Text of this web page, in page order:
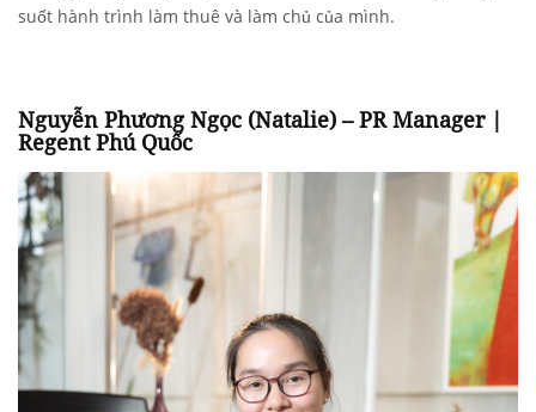
suốt hành trình làm thuê và làm chủ của mình.
Nguyễn Phương Ngọc (Natalie) – PR Manager |
Regent Phú Quốc